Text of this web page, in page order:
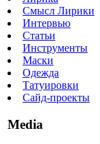
Смысл Лирики
Интервью
Статьи
Инструменты
Маски
Одежда
Татуировки
Сайд-проекты
Media